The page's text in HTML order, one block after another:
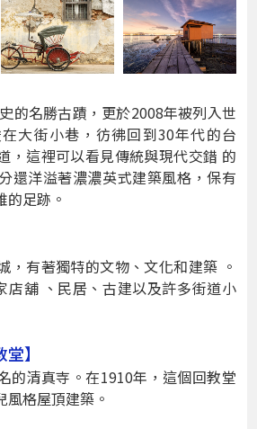
的名勝古蹟，更於2008年被列入世
大街小巷，彷彿回到30年代的台
，這裡可以看見傳統與現代交錯 的
還洋溢著濃濃英式建築風格，保有
的足跡。
，有著獨特的文物、文化和建築 。
店舖 、民居、古建以及許多街道小
】
的清真寺。在1910年，這個回教堂
格屋頂建築。